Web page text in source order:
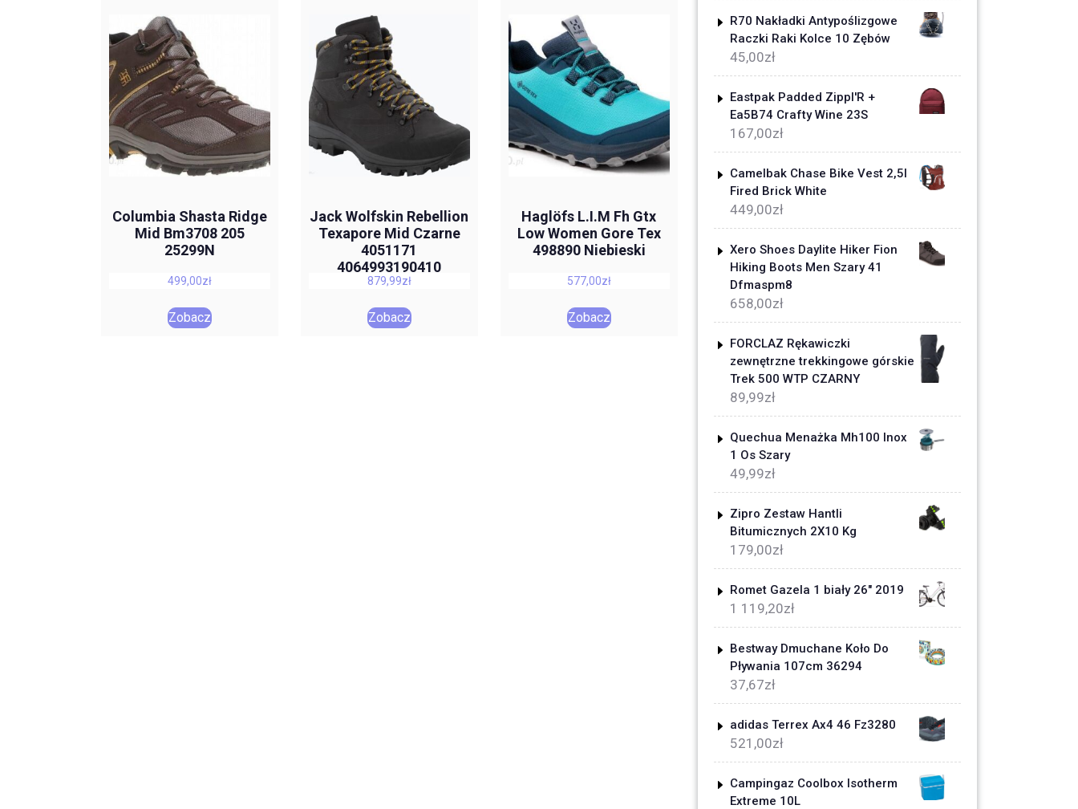
Columbia Shasta Ridge
Mid Bm3708 205
25299N
499,00zł
Zobacz
Jack Wolfskin Rebellion
Texapore Mid Czarne
4051171
4064993190410
879,99zł
Zobacz
Haglöfs L.I.M Fh Gtx
Low Women Gore Tex
498890 Niebieski
577,00zł
Zobacz
R70 Nakładki Antypoślizgowe
Raczki Raki Kolce 10 Zębów
45,00zł
Eastpak Padded Zippl'R +
Ea5B74 Crafty Wine 23S
167,00zł
Camelbak Chase Bike Vest 2,5l
Fired Brick White
449,00zł
Xero Shoes Daylite Hiker Fion
Hiking Boots Men Szary 41
Dfmaspm8
658,00zł
FORCLAZ Rękawiczki
zewnętrzne trekkingowe górskie
Trek 500 WTP CZARNY
89,99zł
Quechua Menażka Mh100 Inox
1 Os Szary
49,99zł
Zipro Zestaw Hantli
Bitumicznych 2X10 Kg
179,00zł
Romet Gazela 1 biały 26" 2019
1 119,20zł
Bestway Dmuchane Koło Do
Pływania 107cm 36294
37,67zł
adidas Terrex Ax4 46 Fz3280
521,00zł
Campingaz Coolbox Isotherm
Extreme 10L